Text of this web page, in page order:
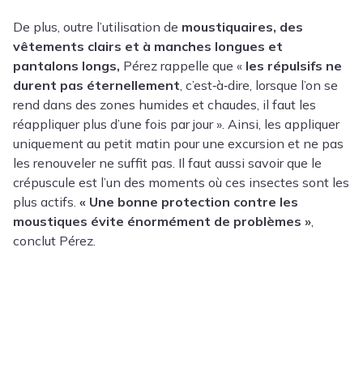
De plus, outre l’utilisation de moustiquaires, des
vêtements clairs et à manches longues et
pantalons longs, Pérez rappelle que « les répulsifs ne
durent pas éternellement , c’est‑à‑dire, lorsque l’on se
rend dans des zones humides et chaudes, il faut les
réappliquer plus d’une fois par jour ». Ainsi, les appliquer
uniquement au petit matin pour une excursion et ne pas
les renouveler ne suffit pas. Il faut aussi savoir que le
crépuscule est l’un des moments où ces insectes sont les
plus actifs. « Une bonne protection contre les
moustiques évite énormément de problèmes »
conclut Pérez.